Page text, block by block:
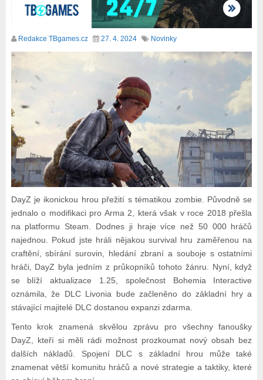
Redakce TBgames.cz 27. 4. 2024 Novinky
DayZ je ikonickou hrou přežití s tématikou zombie. Původně se
jednalo o modifikaci pro Arma 2, která však v roce 2018 přešla
na platformu Steam. Dodnes ji hraje více než 50 000 hráčů
najednou. Pokud jste hráli nějakou survival hru zaměřenou na
craftění, sbírání surovin, hledání zbraní a souboje s ostatními
hráči, DayZ byla jedním z průkopníků tohoto žánru. Nyní, když
se blíží aktualizace 1.25, společnost Bohemia Interactive
oznámila, že DLC Livonia bude začleněno do základní hry a
stávající majitelé DLC dostanou expanzi zdarma.
Tento krok znamená skvělou zprávu pro všechny fanoušky
DayZ, kteří si měli rádi možnost prozkoumat nový obsah bez
dalších nákladů. Spojení DLC s základní hrou může také
znamenat větší komunitu hráčů a nové strategie a taktiky, které